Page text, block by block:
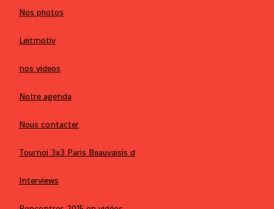
Nos photos
Leitmotiv
nos videos
Notre agenda
Nous contacter
Tournoi 3x3 Paris Beauvaisis d
Interviews